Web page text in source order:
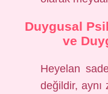
Duygusal
ve
Heyelan
değildir, aynı